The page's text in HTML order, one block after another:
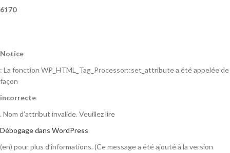
6170
Notice
: La fonction WP_HTML_Tag_Processor::set_attribute a été appelée de
façon
incorrecte
. Nom d’attribut invalide. Veuillez lire
Débogage dans WordPress
(en) pour plus d’informations. (Ce message a été ajouté à la version